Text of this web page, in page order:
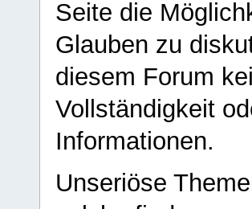
Seite die
Glauben zu
diesem Forum
Vollständigkeit
Informationen.
Unseriöse